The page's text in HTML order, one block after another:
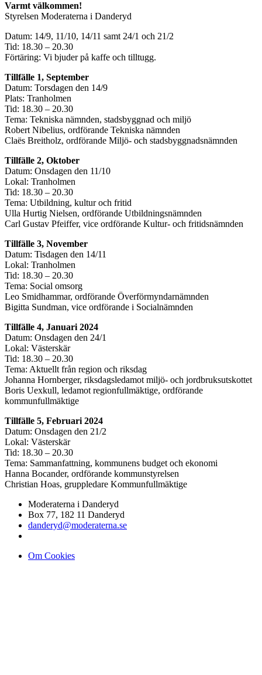
Varmt välkommen!
Styrelsen Moderaterna i Danderyd
Datum: 14/9, 11/10, 14/11 samt 24/1 och 21/2
Tid: 18.30 – 20.30
Förtäring: Vi bjuder på kaffe och tilltugg.
Tillfälle 1, September
Datum: Torsdagen den 14/9
Plats: Tranholmen
Tid: 18.30 – 20.30
Tema: Tekniska nämnden, stadsbyggnad och miljö
Robert Nibelius, ordförande Tekniska nämnden
Claës Breitholz, ordförande Miljö- och stadsbyggnadsnämnden
Tillfälle 2, Oktober
Datum: Onsdagen den 11/10
Lokal: Tranholmen
Tid: 18.30 – 20.30
Tema: Utbildning, kultur och fritid
Ulla Hurtig Nielsen, ordförande Utbildningsnämnden
Carl Gustav Pfeiffer, vice ordförande Kultur- och fritidsnämnden
Tillfälle 3, November
Datum: Tisdagen den 14/11
Lokal: Tranholmen
Tid: 18.30 – 20.30
Tema: Social omsorg
Leo Smidhammar, ordförande Överförmyndarnämnden
Bigitta Sundman, vice ordförande i Socialnämnden
Tillfälle 4, Januari 2024
Datum: Onsdagen den 24/1
Lokal: Västerskär
Tid: 18.30 – 20.30
Tema: Aktuellt från region och riksdag
Johanna Hornberger, riksdagsledamot miljö- och jordbruksutskottet
Boris Uexkull, ledamot regionfullmäktige, ordförande
kommunfullmäktige
Tillfälle 5, Februari 2024
Datum: Onsdagen den 21/2
Lokal: Västerskär
Tid: 18.30 – 20.30
Tema: Sammanfattning, kommunens budget och ekonomi
Hanna Bocander, ordförande kommunstyrelsen
Christian Hoas, gruppledare Kommunfullmäktige
Moderaterna i Danderyd
Box 77, 182 11 Danderyd
danderyd@moderaterna.se
Om Cookies